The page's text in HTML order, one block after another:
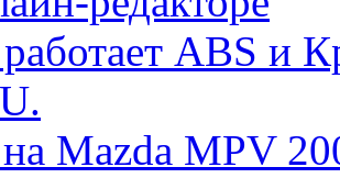
ABS и
Mazda MPV